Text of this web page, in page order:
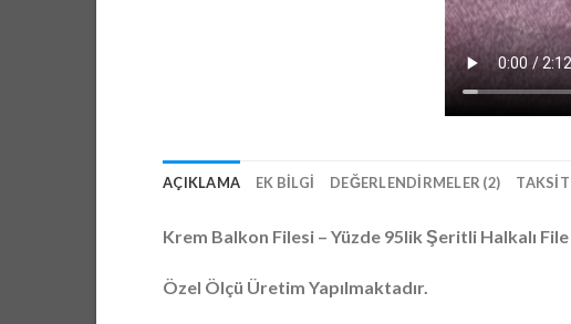
AÇIKLAMA EK BILGI DEĞERLENDIRMELER (2)
Krem Balkon Filesi – Yüzde 95lik Şeritli Halkalı File
Özel Ölçü Üretim Yapılmaktadır.